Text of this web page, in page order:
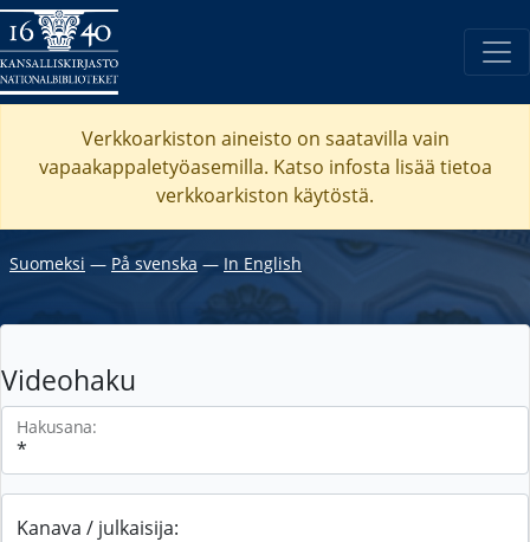
Verkkoarkiston aineisto on saatavilla vain
vapaakappaletyöasemilla. Katso infosta lisää tietoa
verkkoarkiston käytöstä.
Suomeksi ― På svenska ― In English
Videohaku
Hakusana:
Kanava / julkaisija: